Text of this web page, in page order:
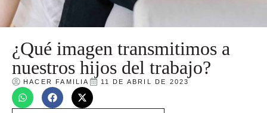
¿Qué imagen transmitimos a
nuestros hijos del trabajo?
HACER FAMILIA 11 DE ABRIL DE 2023